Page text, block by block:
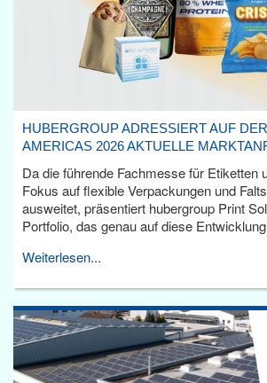
HUBERGROUP ADRESSIERT AUF
AMERICAS 2026 AKTUELLE
Da die führende Fachmesse für Etiketten
Fokus auf flexible Verpackungen und
ausweitet, präsentiert hubergroup Print
Portfolio, das genau auf diese
Weiterlesen...